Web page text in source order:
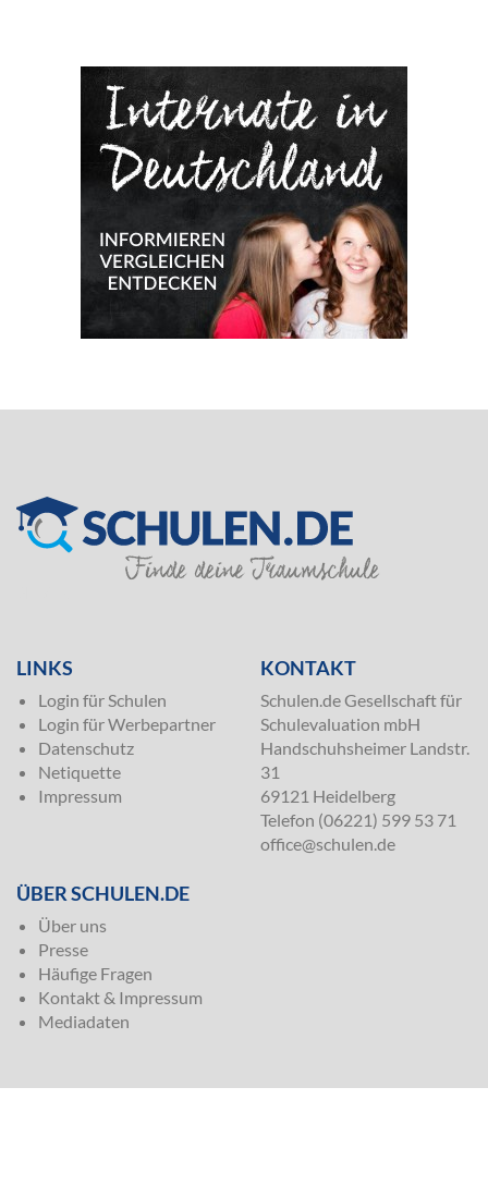
LINKS
Login für Schulen
Login für Werbepartner
Datenschutz
Netiquette
Impressum
KONTAKT
Schulen.de Gesellschaft für
Schulevaluation mbH
Handschuhsheimer Landstr.
31
69121 Heidelberg
Telefon (06221) 599 53 71
office@schulen.de
ÜBER SCHULEN.DE
Über uns
Presse
Häufige Fragen
Kontakt & Impressum
Mediadaten